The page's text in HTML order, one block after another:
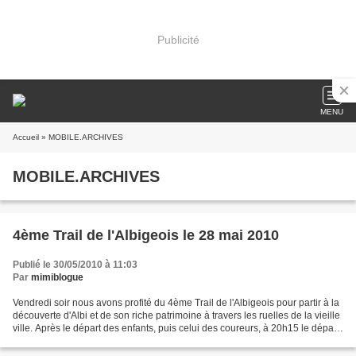
Publicité
MENU
Accueil » MOBILE.ARCHIVES
MOBILE.ARCHIVES
4ème Trail de l'Albigeois le 28 mai 2010
Publié le 30/05/2010 à 11:03
Par mimiblogue
Vendredi soir nous avons profité du 4ème Trail de l'Albigeois pour partir à la
découverte d'Albi et de son riche patrimoine à travers les ruelles de la vieille
ville. Après le départ des enfants, puis celui des coureurs, à 20h15 le départ